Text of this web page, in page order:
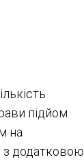
підйом
на
з додатковою